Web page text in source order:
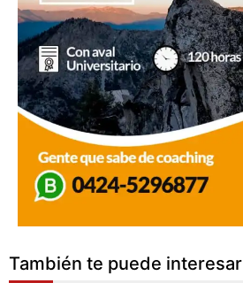
También te puede interesar